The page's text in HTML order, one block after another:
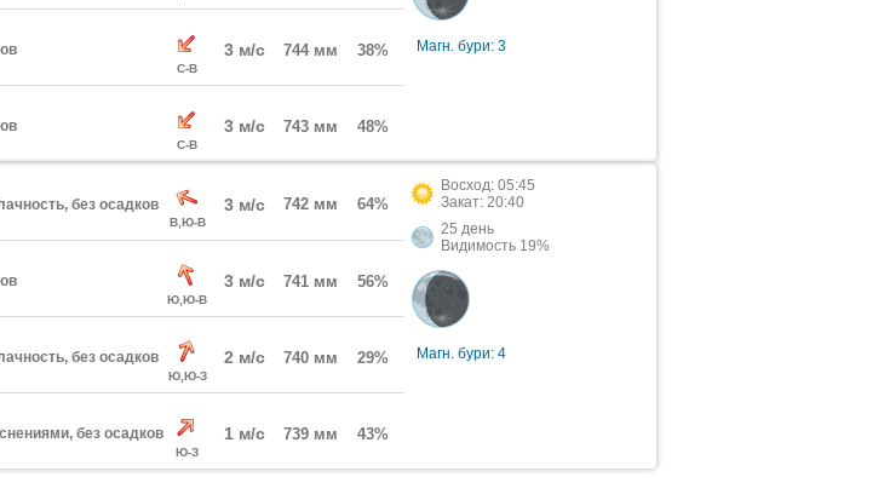
С-В
3 м/с 744 мм 38%
С-В
3 м/с 743 мм 48%
Магн. бури: 3
без осадков
В,Ю-В
3 м/с 742 мм 64%
Ю,Ю-В
3 м/с 741 мм 56%
без осадков
Ю,Ю-З
2 м/с 740 мм 29%
без осадков
Ю-З
1 м/с 739 мм 43%
Восход: 05:45
Закат: 20:40
25 день
Видимость 19%
Магн. бури: 4